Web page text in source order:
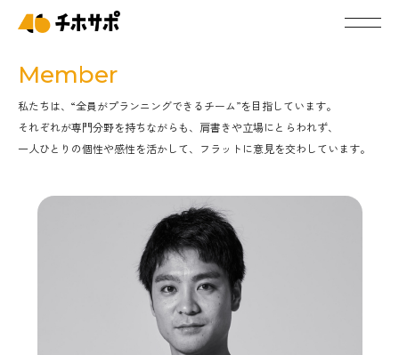
Member
私たちは、“全員がプランニングできるチーム”を目指しています。
それぞれが専門分野を持ちながらも、肩書きや立場にとらわれず、
一人ひとりの個性や感性を活かして、フラットに意見を交わしています。